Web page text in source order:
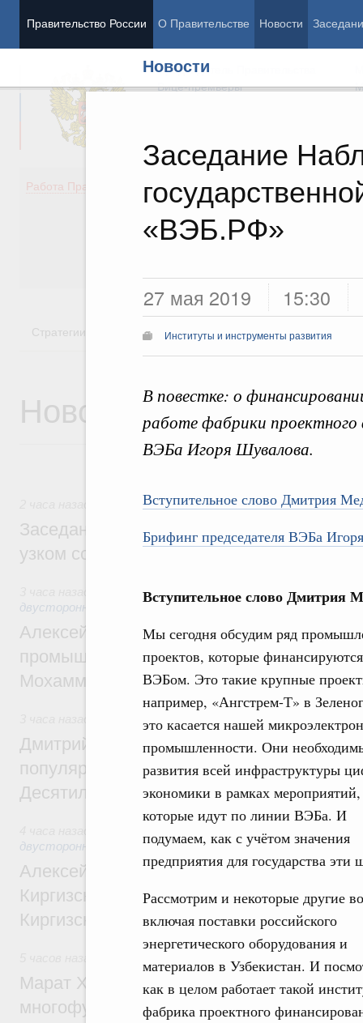
Правительство России О Правительстве Новости
Новости
Заседание
«ВЭБ.РФ»
27 мая 2019 15:30
Институты и инструменты развития
В повестке: о
работе фабрики проектного
ВЭБа Игоря Шувалова.
Вступительное слово Дмитрия
Брифинг председателя ВЭБа
Вступительное слово Дмитрия
Мы сегодня обсудим ряд
проектов, которые финансируются
ВЭБом. Это такие крупные
например, «Ангстрем-Т» в
это касается нашей
промышленности. Они
развития всей инфраструктуры
экономики в рамках мероприятий,
которые идут по линии ВЭБа. И
подумаем, как с учётом значения
предприятия для государства
Рассмотрим и некоторые другие
включая поставки российского
энергетического оборудования и
материалов в Узбекистан. И
как в целом работает такой
фабрика проектного
Председатель Правительства
Вице-премьеры
Работа Правительства
Демография
Здоровье
Образование
Культура
Стратегии Государственные программы
Новости
Евразийский экономический союз.
Заседание Евразийского
узком составе
Экономические отношения с зарубежными
двусторонней основе
Алексей Оверчук провёл рабочую
промышленности, недропользования и
Мохаммадом Атабаком
Внутренний и въездной туризм
Дмитрий Чернышенко: Порядка 110
популярного туризма в 35 регионах
Десятилетия науки и технологий
Экономические и гуманитарные отношения
двусторонней основе
Алексей Оверчук принял участие в
Киргизского экономического форума и
Киргизской межрегиональной
Марат Хуснуллин: На двух скоростных
многофункциональные зоны дорожного